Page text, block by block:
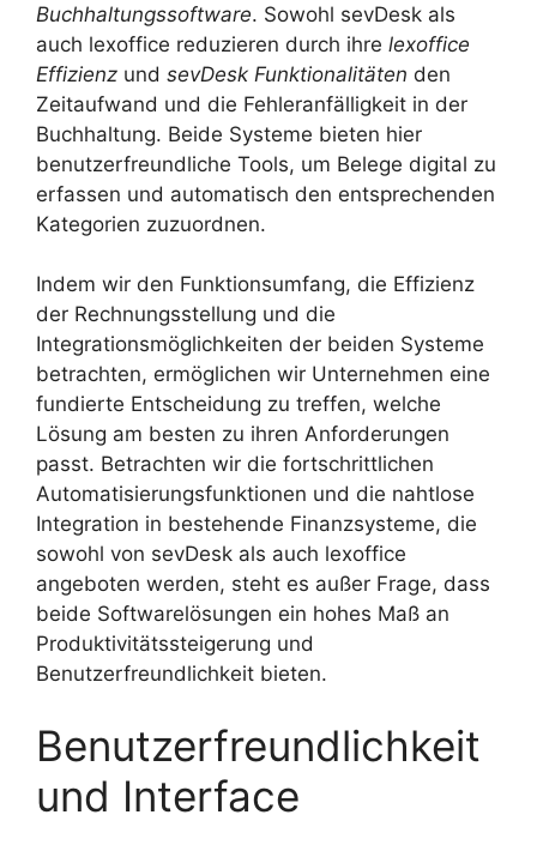
Buchhaltungssoftware. Sowohl sevDesk als
auch lexoffice reduzieren durch ihre lexoffice
Effizienz und sevDesk Funktionalitäten den
Zeitaufwand und die Fehleranfälligkeit in der
Buchhaltung. Beide Systeme bieten hier
benutzerfreundliche Tools, um Belege digital zu
erfassen und automatisch den entsprechenden
Kategorien zuzuordnen.
Indem wir den Funktionsumfang, die Effizienz
der Rechnungsstellung und die
Integrationsmöglichkeiten der beiden Systeme
betrachten, ermöglichen wir Unternehmen eine
fundierte Entscheidung zu treffen, welche
Lösung am besten zu ihren Anforderungen
passt. Betrachten wir die fortschrittlichen
Automatisierungsfunktionen und die nahtlose
Integration in bestehende Finanzsysteme, die
sowohl von sevDesk als auch lexoffice
angeboten werden, steht es außer Frage, dass
beide Softwarelösungen ein hohes Maß an
Produktivitätssteigerung und
Benutzerfreundlichkeit bieten.
Benutzerfreundlichkeit
und Interface